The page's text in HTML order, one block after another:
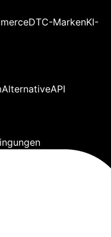
DTC-MarkenKI-
AlternativeAPI